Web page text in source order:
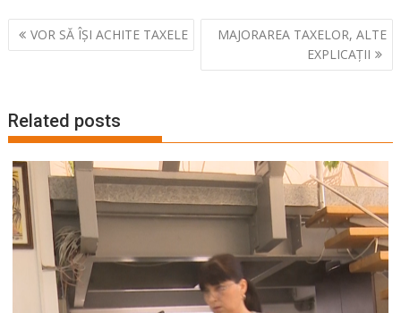
Navigare
în
VOR SĂ ÎȘI ACHITE TAXELE
MAJORAREA TAXELOR, ALTE
EXPLICAȚII
Related posts